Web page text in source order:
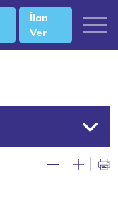
İlan
Ver